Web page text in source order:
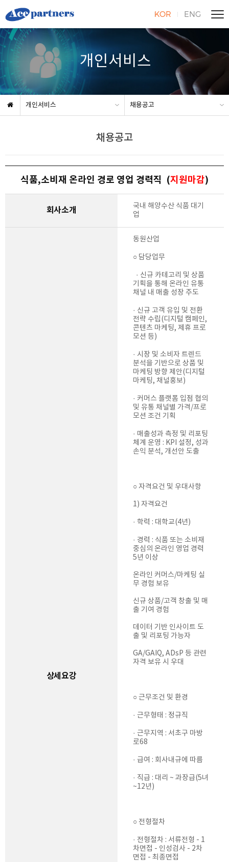
KOR ENG
개인서비스
개인서비스 채용공고
채용공고
식품,소비재 온라인 경로 영업 경력직 (지원마감)
회사소개
국내 해양수산 식품 대기
업
상세요강
동원산업
○ ​담당업무
​ ​ · ​신규 카테고리 ​및 ​상품
기획을 통해 ​온라인 유통 ​
채널 내 매출 성장 주도
· 신규 고객 유입 및 전환
전략 수립(디지털 캠페인,
콘텐츠 마케팅, 제휴 프로
모션 등)
· 시장 및 소비자 트렌드
분석을 기반으로 상품 및
마케팅 방향 제안(디지털
마케팅, 채널홍보)
· 커머스 플랫폼 입점 협의
및 유통 채널별 가격/프로
모션 조건 기획
· 매출성과 측정 및 리포팅
체계 운영 : KPI 설정, 성과
손익 분석, 개선안 도출
○ 자격요건 및 우대사항
1) 자격요건
· 학력 : 대학교(4년)
· 경력 : 식품 또는 소비재
중심의 온라인 영업 경력
5년 이상
온라인 커머스/마케팅 실
무 경험 보유
신규 상품/고객 창출 및 매
출 기여 경험
데이터 기반 인사이트 도
출 및 리포팅 가능자
GA/GAIQ, ADsP 등 관련
자격 보유 시 우대
○ 근무조건 및 환경
· 근무형태 : 정규직
· 근무지역 : 서초구 마방
로68
· 급여 : 회사내규에 따름
· 직급 : 대리 ~ 과장급(5녀
~12년)
○ 전형절차
· 전형절차 : 서류전형 - 1
차면접 - 인성검사 - 2차
면접 - 최종면접